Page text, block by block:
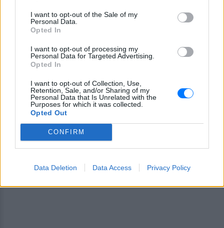
I want to opt-out of the Sale of my
Personal Data.
Opted In
I want to opt-out of processing my
Personal Data for Targeted Advertising.
Opted In
I want to opt-out of Collection, Use,
Retention, Sale, and/or Sharing of my
Personal Data that Is Unrelated with the
Purposes for which it was collected.
Opted Out
CONFIRM
Data Deletion Data Access Privacy Policy
ειδήσεωντου E-Daily.gr
ΔΙΑΦΗΜΙΣΗ